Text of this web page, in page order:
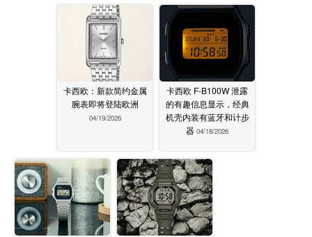
卡西欧：新款简约金属
腕表即将登陆欧洲
04/19/2026
卡西欧 F-B100W 泄露
的有趣信息显示，经典
机壳内装有蓝牙和计步
器 04/18/2026